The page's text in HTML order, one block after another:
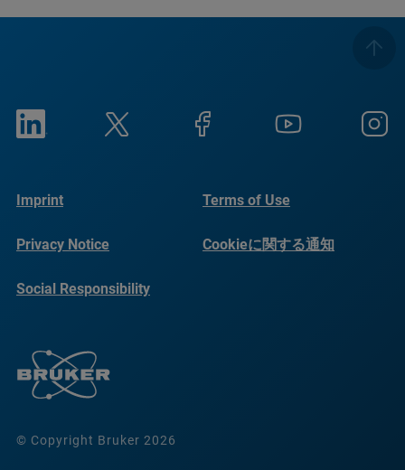
© Copyright Bruker 2026
Imprint Terms of Use
Privacy Notice Cookieに関する通知
Social Responsibility